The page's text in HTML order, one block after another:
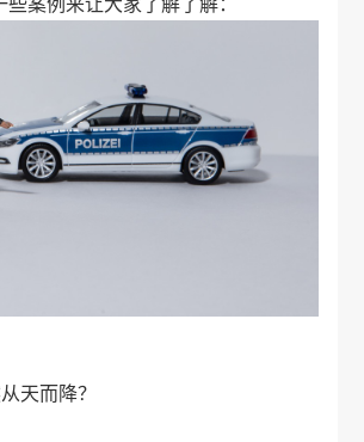
天而降？